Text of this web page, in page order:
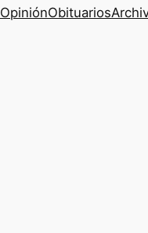
OpiniónObituarios